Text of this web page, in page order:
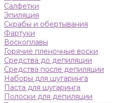
Салфетки
Эпиляция
Скрабы и обертывания
Фартуки
Воскоплавы
Горячие пленочные воски
Средства до депиляции
Средства после депиляции
Наборы для шугаринга
Паста для шугаринга
Полоски для депиляции